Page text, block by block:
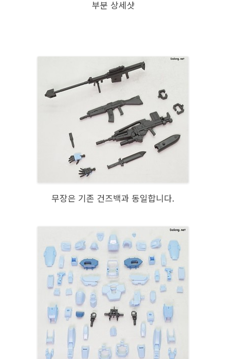
부분 상세샷
무장은 기존 건즈백과 동일합니다.